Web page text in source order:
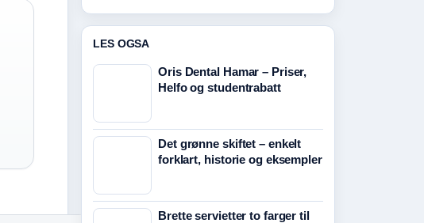
LES OGSA
Oris Dental Hamar – Priser,
Helfo og studentrabatt
Det grønne skiftet – enkelt
forklart, historie og eksempler
Brette servietter to farger til